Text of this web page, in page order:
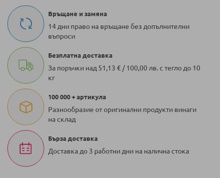
Връщане и замяна
14 дни право на връщане без допълнителни
въпроси
Безплатна доставка
За поръчки над 51,13 € / 100,00 лв. с тегло до 10
кг
100 000 + артикула
Разнообразие от оригинални продукти винаги
на склад
Бърза доставка
Доставка до 3 работни дни на налична стока